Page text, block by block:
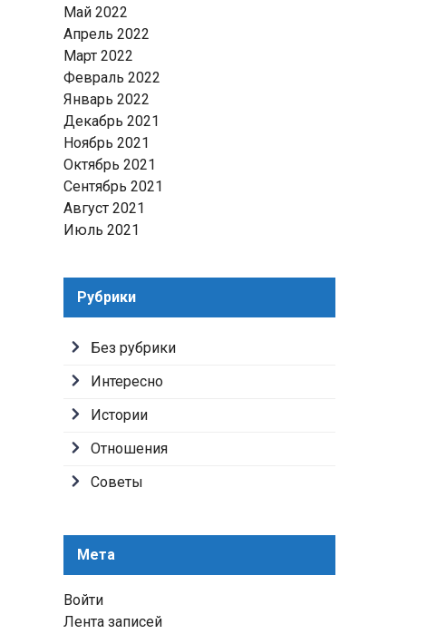
Май 2022
Апрель 2022
Март 2022
Февраль 2022
Январь 2022
Декабрь 2021
Ноябрь 2021
Октябрь 2021
Сентябрь 2021
Август 2021
Июль 2021
Рубрики
Без рубрики
Интересно
Истории
Отношения
Советы
Мета
Войти
Лента записей